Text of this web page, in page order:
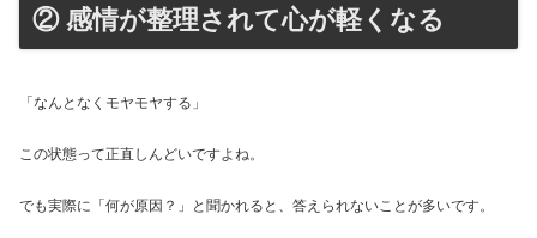
② 感情が整理されて心が軽くなる
「なんとなくモヤモヤする」
この状態って正直しんどいですよね。
でも実際に「何が原因？」と聞かれると、答えられないことが多いです。